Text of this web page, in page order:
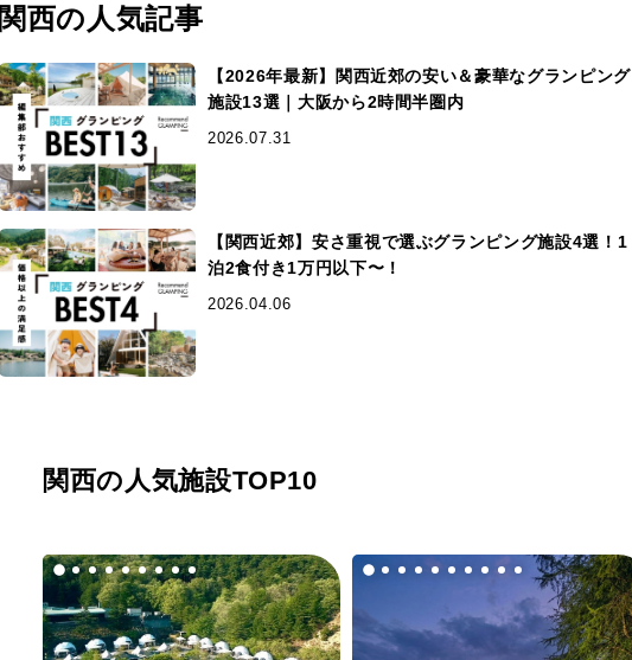
関西の人気記事
【2026年最新】関西近郊の安い＆豪華なグランピング
施設13選｜大阪から2時間半圏内
2026.07.31
【関西近郊】安さ重視で選ぶグランピング施設4選！1
泊2食付き1万円以下〜！
2026.04.06
関西の人気施設TOP10